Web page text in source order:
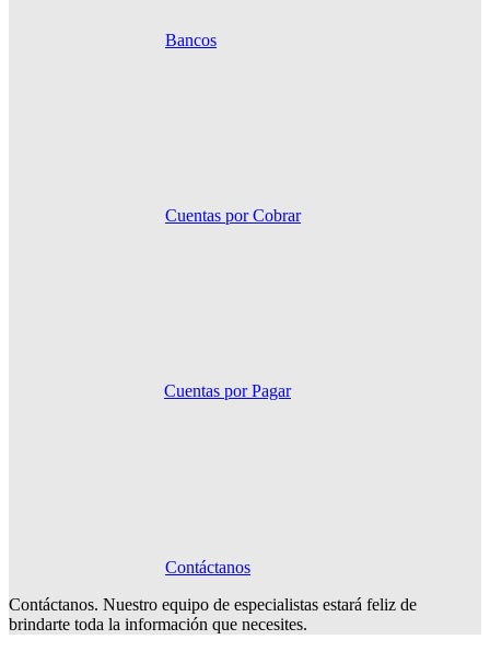
Bancos
Cuentas por Cobrar
Cuentas por Pagar
Contáctanos
Contáctanos. Nuestro equipo de especialistas estará feliz de
brindarte toda la información que necesites.